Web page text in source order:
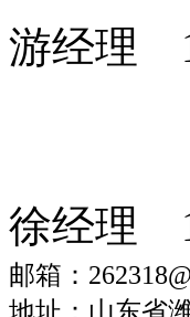
游经理
徐经理
邮箱：
地址：山东省